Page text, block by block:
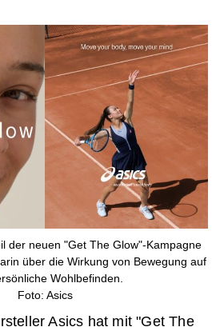
der neuen "Get The Glow"-Kampagne
über die Wirkung von Bewegung auf
Wohlbefinden.
Foto: Asics
Asics hat mit "Get The